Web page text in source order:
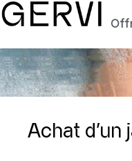
Aller
au
contenu
Achat d'un